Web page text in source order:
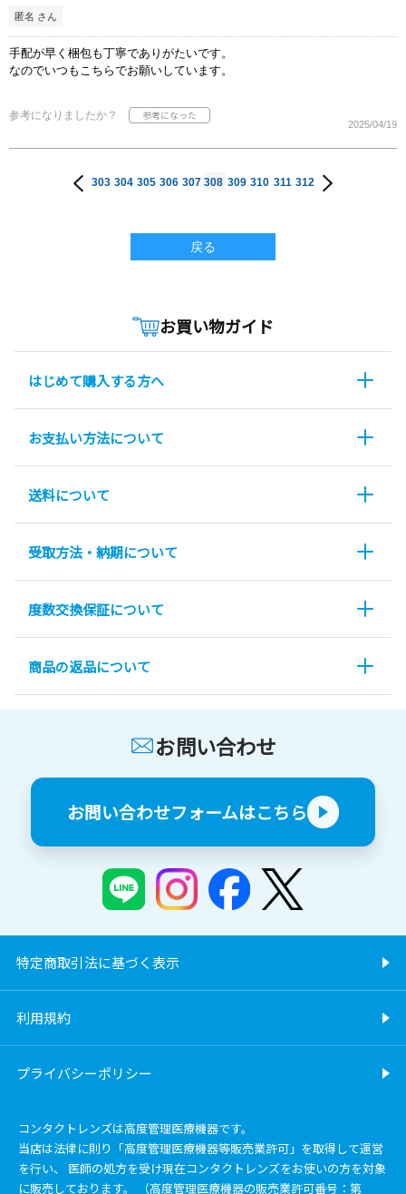
匿名 さん
手配が早く梱包も丁寧でありがたいです。
なのでいつもこちらでお願いしています。
参考になりましたか？
2025/04/19
303 304 305 306 307 308 309 310 311 312
戻る
お買い物ガイド
はじめて購入する方へ
お支払い方法について
送料について
受取方法・納期について
度数交換保証について
商品の返品について
お問い合わせ
お問い合わせフォームはこちら
特定商取引法に基づく表示
利用規約
プライバシーポリシー
コンタクトレンズは高度管理医療機器です。
当店は法律に則り「高度管理医療機器等販売業許可」を取得して運営
を行い、 医師の処方を受け現在コンタクトレンズをお使いの方を対象
に販売しております。 （高度管理医療機器の販売業許可番号：第